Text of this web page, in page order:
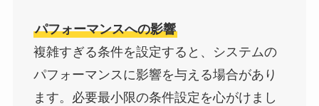
パフォーマンスへの影響
複雑すぎる条件を設定すると、システムの
パフォーマンスに影響を与える場合があり
ます。必要最小限の条件設定を心がけまし